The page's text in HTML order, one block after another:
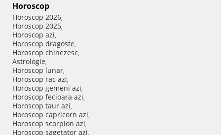
Horoscop
Horoscop 2026,
Horoscop 2025,
Horoscop azi,
Horoscop dragoste,
Horoscop chinezesc,
Astrologie,
Horoscop lunar,
Horoscop rac azi,
Horoscop gemeni azi,
Horoscop fecioara azi,
Horoscop taur azi,
Horoscop capricorn azi,
Horoscop scorpion azi,
Horoscop sagetator azi,